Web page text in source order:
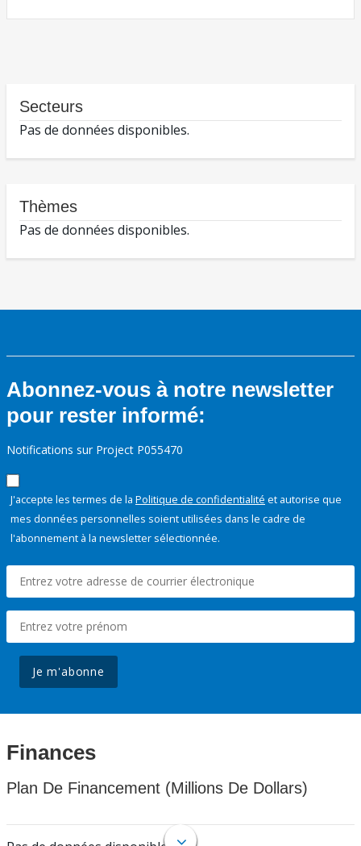
Secteurs
Pas de données disponibles.
Thèmes
Pas de données disponibles.
Abonnez-vous à notre newsletter
pour rester informé:
Notifications sur Project P055470
J'accepte les termes de la Politique de confidentialité et autorise que
mes données personnelles soient utilisées dans le cadre de
l'abonnement à la newsletter sélectionnée.
Je m'abonne
Finances
Plan De Financement (Millions De Dollars)